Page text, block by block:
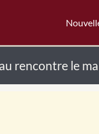
rencontre le